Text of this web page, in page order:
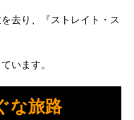
去り、『ストレイト・ス
います。
な旅路